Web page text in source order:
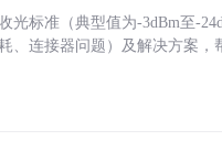
光标准（典型值为-3dBm至-
、连接器问题）及解决方案，